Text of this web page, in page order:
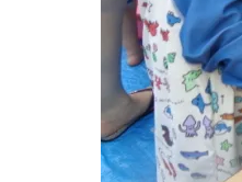
グループ施設・
関係先リンク
学校法⼈鴨⾕学園 鳳幼
学校法⼈諏訪森学園 諏
⼤阪府私⽴幼稚園連盟